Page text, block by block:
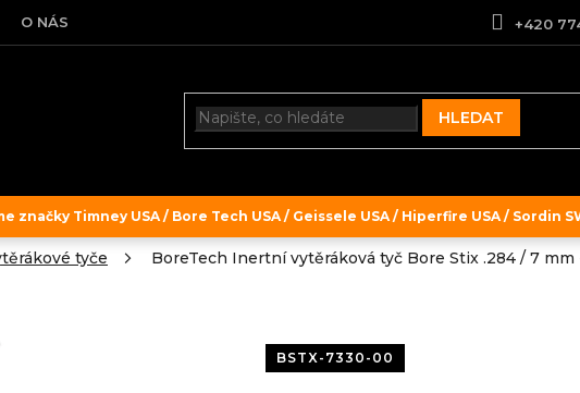
značky Timney USA / Bore Tech USA / Geissele USA / Hiperfire USA / Sordin
+420
O NÁS
HLEDAT
tyče BoreTech Inertní vytěráková tyč Bore Stix .284 / 7 mm
BSTX-7330-00